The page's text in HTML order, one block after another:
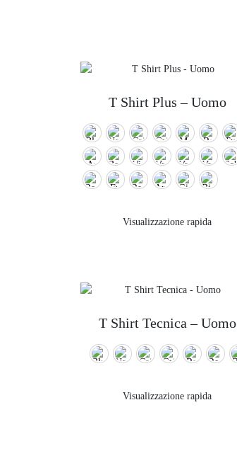
T Shirt Plus – Uomo
Visualizzazione rapida
T Shirt Tecnica – Uomo
Visualizzazione rapida